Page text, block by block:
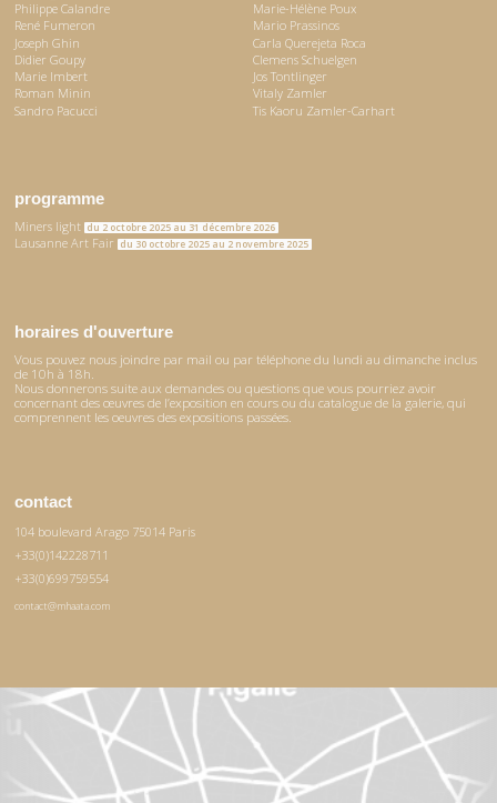
Philippe Calandre
René Fumeron
Joseph Ghin
Didier Goupy
Marie Imbert
Roman Minin
Sandro Pacucci
Marie-Hélène Poux
Mario Prassinos
Carla Querejeta Roca
Clemens Schuelgen
Jos Tontlinger
Vitaly Zamler
Tis Kaoru Zamler-Carhart
programme
Miners light du 2 octobre 2025 au 31 décembre 2026
Lausanne Art Fair du 30 octobre 2025 au 2 novembre 2025
horaires d'ouverture
Vous pouvez nous joindre par mail ou par téléphone du lundi au dimanche inclus
de 10h à 18h.
Nous donnerons suite aux demandes ou questions que vous pourriez avoir
concernant des œuvres de l’exposition en cours ou du catalogue de la galerie, qui
comprennent les oeuvres des expositions passées.
contact
104 boulevard Arago 75014 Paris
+33(0)142228711
+33(0)699759554
contact@mhaata.com